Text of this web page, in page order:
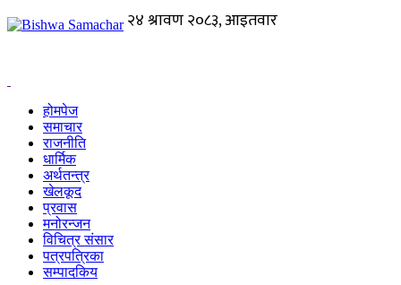
होमपेज
समाचार
राजनीति
धार्मिक
अर्थतन्त्र
खेलकूद
प्रवास
मनोरन्जन
विचित्र संसार
पत्रपत्रिका
सम्पादकिय